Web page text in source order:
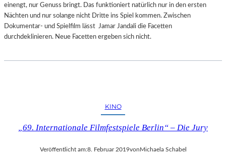
einengt, nur Genuss bringt. Das funktioniert natürlich nur in den ersten
Nächten und nur solange nicht Dritte ins Spiel kommen. Zwischen
Dokumentar- und Spielfilm lässt Jamar Jandali die Facetten
durchdeklinieren. Neue Facetten ergeben sich nicht.
KINO
„69. Internationale Filmfestspiele Berlin“ – Die Jury
Veröffentlicht am:8. Februar 2019vonMichaela Schabel